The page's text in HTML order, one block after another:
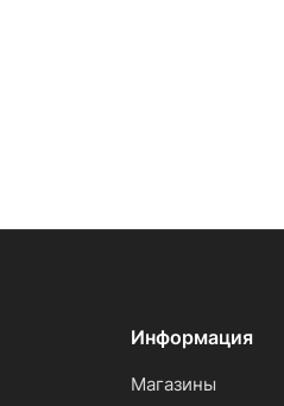
Информация
Магазины